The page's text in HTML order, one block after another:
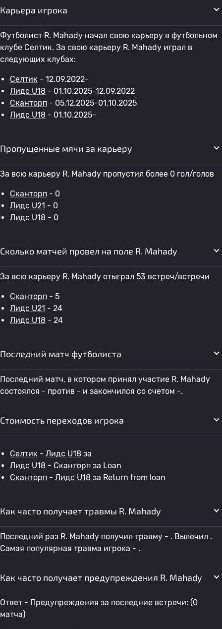
Карьера игрока
Футболист R. Mahady начал свою карьеру в футбольном
клубе Селтик. За свою карьеру R. Mahady играл в
следующих клубах:
Селтик - 12.09.2022-
Лидс U18 - 01.10.2025-12.09.2022
Сканторп - 05.12.2025-01.10.2025
Лидс U18 - 01.10.2025-
Пропущенные мячи за карьеру
За всю карьеру R. Mahady пропустил более 0 гол/голов
Сканторп - 0
Лидс U21 - 0
Лидс U18 - 0
Сколько матчей провел на поле R. Mahady
За всю карьеру R. Mahady отыграл 53 встреч/встречи
Сканторп - 5
Лидс U21 - 24
Лидс U18 - 24
Последний матч футболиста
Последний матч, в котором принял участие R. Mahady
состоялся - против - и закончился со счетом -.
Стоимость переходов игрока
Селтик - Лидс U18 за
Лидс U18 - Сканторп за Loan
Сканторп - Лидс U18 за Return from loan
Как часто получает травмы R. Mahady
Последний раз R. Mahady получил травму - . Вылечил .
Самая популярная травма игрока - .
Как часто получает предупреждения R. Mahady
Ответ - Предупреждения за последние встречи: (0
матча)